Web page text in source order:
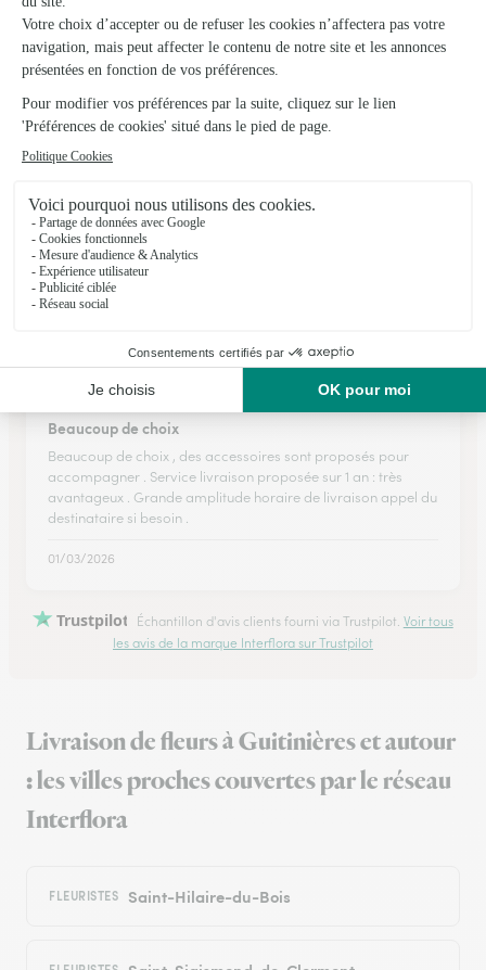
Rapide et efficace
Rapide et efficace
Anniversaire bien réussi
Commande arrivée dans les temps : plante fleurie très belle
,macaron délicieux et bonne bouteille de champagne.Tout a
contribué à ce que la fête soit très réussie.Un grand merci
★ ★ ★
Beaucoup de choix
Beaucoup de choix , des accessoires sont proposés pour
accompagner . Service livraison proposée sur 1 an : très
avantageux . Grande amplitude horaire de livraison appel du
destinataire si besoin .
01/03/2026
Trustpilot Échantillon d'avis clients fourni via Trustpilot. Voir tous
les avis de la marque Interflora sur Trustpilot
Livraison de fleurs à Guitinières et autour
: les villes proches couvertes par le réseau
Interflora
FLEURISTES Saint-Hilaire-du-Bois